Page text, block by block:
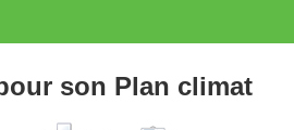
son Plan climat